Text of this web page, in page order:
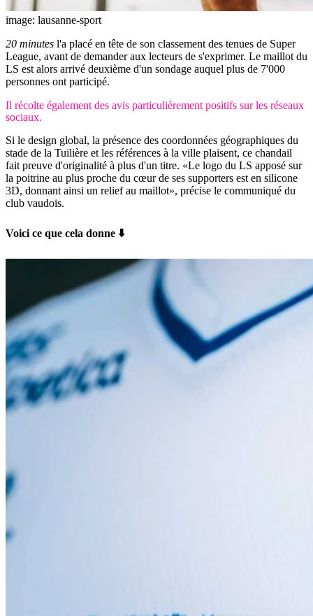
image: lausanne-sport
20 minutes l'a placé en tête de son classement des tenues de Super
League, avant de demander aux lecteurs de s'exprimer. Le maillot du
LS est alors arrivé deuxième d'un sondage auquel plus de 7'000
personnes ont participé.
Il récolte également des avis particulièrement positifs sur les réseaux
sociaux.
Si le design global, la présence des coordonnées géographiques du
stade de la Tuilière et les références à la ville plaisent, ce chandail
fait preuve d'originalité à plus d'un titre. «Le logo du LS apposé sur
la poitrine au plus proche du cœur de ses supporters est en silicone
3D, donnant ainsi un relief au maillot», précise le communiqué du
club vaudois.
Voici ce que cela donne ⬇️